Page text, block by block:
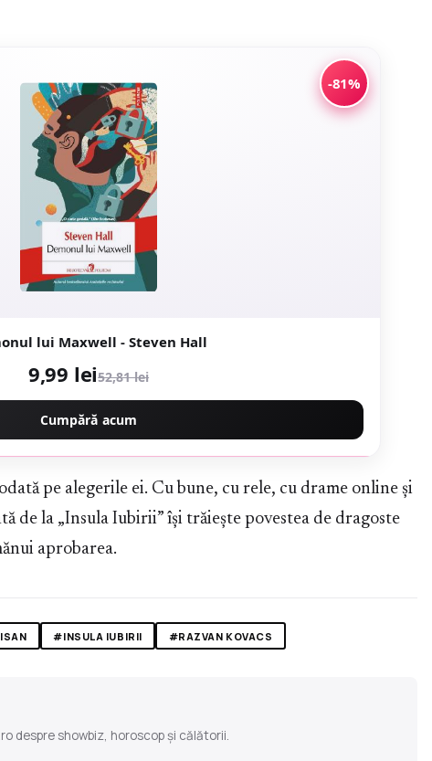
-81%
lui Maxwell - Steven Hall
9,99 lei52,81 lei
Cumpără acum
pe alegerile ei. Cu bune, cu rele, cu drame online și
de la „Insula Iubirii” își trăiește povestea de dragoste
aprobarea.
#INSULA IUBIRII #RAZVAN KOVACS
despre showbiz, horoscop și călătorii.